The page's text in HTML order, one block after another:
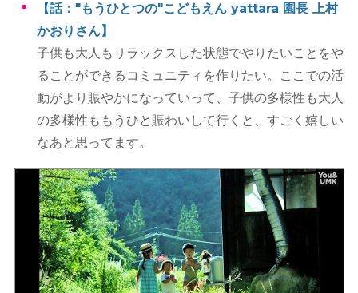
【話："もうひとつの"こどもえん yattara 園長 上村
かおりさん】
子供も大人もリラックスした状態でやりたいことをや
ることができるコミュニティを作りたい。ここでの活
動がより賑やかになっていって、子供の多様性も大人
の多様性ももうひと賑わいして行くと、すごく嬉しい
なあと思ってます。